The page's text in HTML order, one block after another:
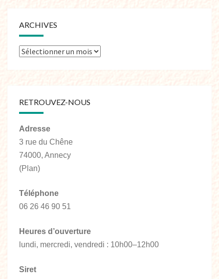
ARCHIVES
RETROUVEZ-NOUS
Adresse
3 rue du Chêne
74000, Annecy
(Plan)
Téléphone
06 26 46 90 51
Heures d’ouverture
lundi, mercredi, vendredi : 10h00–12h00
Siret